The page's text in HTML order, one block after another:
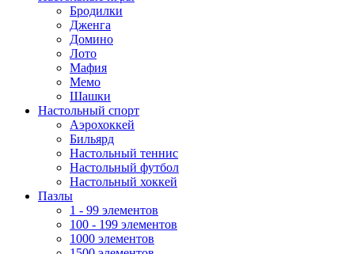
Бродилки
Дженга
Домино
Лото
Мафия
Мемо
Шашки
Настольный спорт
Аэрохоккей
Бильярд
Настольный теннис
Настольный футбол
Настольный хоккей
Пазлы
1 - 99 элементов
100 - 199 элементов
1000 элементов